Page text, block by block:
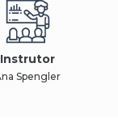
Instrutor
Spengler